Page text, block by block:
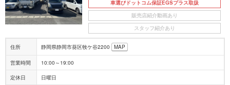
車選びドットコム保証EGSプラス取扱
販売店紹介動画あり
スタッフ紹介あり
住所 静岡県静岡市葵区牧ケ谷2200 MAP
営業時間 10:00～19:00
定休日 日曜日